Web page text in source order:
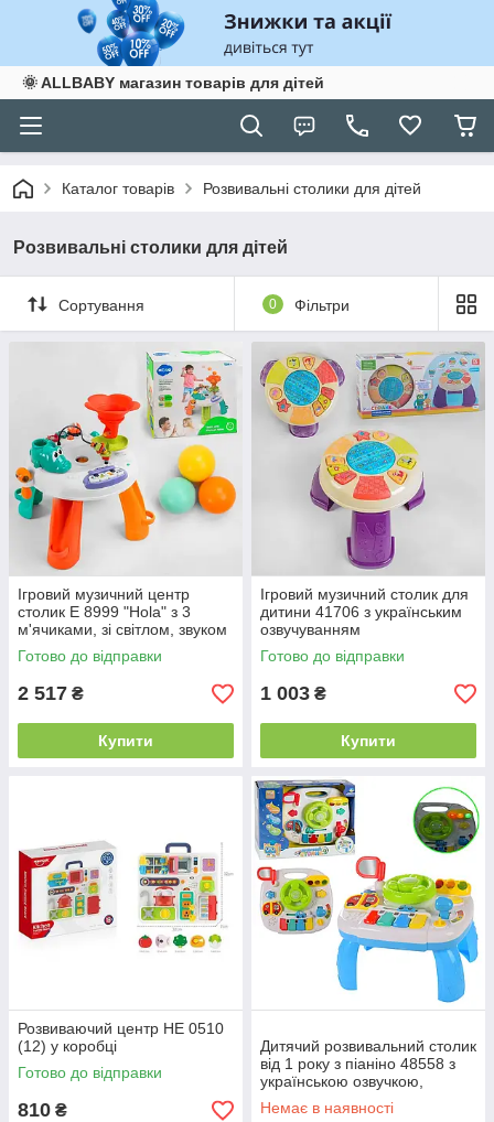
🌞 ALLBABY магазин товарів для дітей
Каталог товарів Розвивальні столики для дітей
Розвивальні столики для дітей
Сортування 0 Фільтри
Ігровий музичний центр
столик Е 8999 "Hola" з 3
м'ячиками, зі світлом, звуком
і мелодями
Готово до відправки
2 517 ₴
Купити
Ігровий музичний столик для
дитини 41706 з українським
озвучуванням
Готово до відправки
1 003 ₴
Купити
Розвиваючий центр НЕ 0510
(12) у коробці
Готово до відправки
810 ₴
Дитячий розвивальний столик
від 1 року з піаніно 48558 з
українською озвучкою,
Музичне дитяче кермо
Немає в наявності